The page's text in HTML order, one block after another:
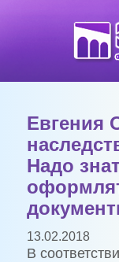
Евгения
Надо
13.02.2018
В